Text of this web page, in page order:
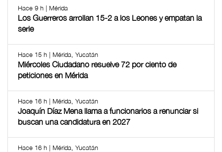
Hace 9 h | Mérida
Los Guerreros arrollan 15-2 a los Leones y empatan la
serie
Hace 15 h | Mérida, Yucatán
Miércoles Ciudadano resuelve 72 por ciento de
peticiones en Mérida
Hace 16 h | Mérida, Yucatán
Joaquín Díaz Mena llama a funcionarios a renunciar si
buscan una candidatura en 2027
Hace 16 h | Mérida, Yucatán